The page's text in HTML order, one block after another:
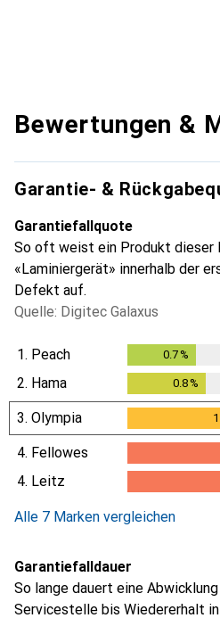
Bewertungen &
Garantie- &
Garantiefallquote
So oft weist ein Produkt dieser
«Laminiergerät» innerhalb der
Defekt auf.
Quelle: Digitec Galaxus
1. Peach 0.7 %
2. Hama 0.8 %
3. Olympia
4. Fellowes
2.6%
4. Leitz
Alle 7 Marken vergleichen
Garantiefalldauer
So lange dauert eine
Servicestelle bis Wiedererhalt